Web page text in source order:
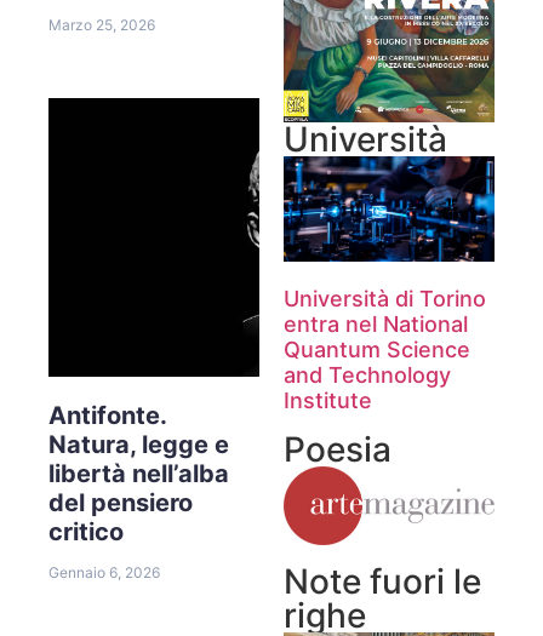
Marzo 25, 2026
Antifonte.
Natura, legge e
libertà nell’alba
del pensiero
critico
Gennaio 6, 2026
Università
Università di Torino
entra nel National
Quantum Science
and Technology
Institute
Poesia
Note fuori le
righe